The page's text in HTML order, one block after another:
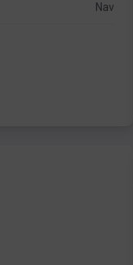
Nav